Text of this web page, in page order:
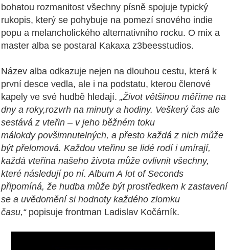
bohatou rozmanitost všechny písně spojuje typický
rukopis, který se pohybuje na pomezí snového indie
popu a melancholického alternativního rocku. O mix a
master alba se postaral Kakaxa z3beesstudios.
Název alba odkazuje nejen na dlouhou cestu, která k
první desce vedla, ale i na podstatu, kterou členové
kapely ve své hudbě hledají. „Život většinou měříme na
dny a roky,rozvrh na minuty a hodiny. Veškerý čas ale
sestává z vteřin – v jeho běžném toku
málokdy povšimnutelných, a přesto každá z nich může
být přelomová. Každou vteřinu se lidé rodí i umírají,
každá vteřina našeho života může ovlivnit všechny,
které následují po ní. Album A lot of Seconds
připomíná, že hudba může být prostředkem k zastavení
se a uvědomění si hodnoty každého zlomku
času,“ popisuje frontman Ladislav Kočárník.